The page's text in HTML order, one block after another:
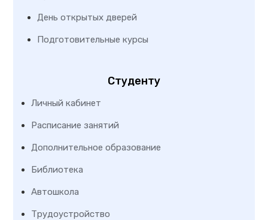
День открытых дверей
Подготовительные курсы
Студенту
Личный кабинет
Расписание занятий
Дополнительное образование
Библиотека
Автошкола
Трудоустройство